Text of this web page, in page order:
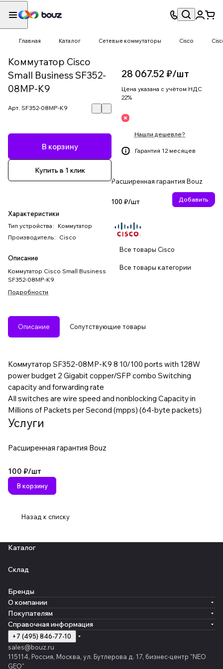
Главная Каталог Сетевые коммутаторы Cisco
Коммутатор Cisco
Small Business SF352-
08MP-K9
Арт. SF352-08MP-K9
В корзину
Купить в 1 клик
Характеристики
Тип устройства : Коммутатор
Производитель: Cisco
Описание
Коммутатор Cisco Small Business
SF352-08MP-K9
Подробности
28 067.52 ₽/шт
Цена указана с учётом НДС
22%
Нашли дешевле?
Гарантия 12 месяцев
Расширенная гарантия Bouz
100 ₽/шт Добавить
Все товары Cisco
Все товары категории
Описание Сопутствующие товары
Коммутатор SF352-08MP-K9 8 10/100 ports with 128W
power budget 2 Gigabit copper/SFP combo Switching
capacity and forwarding rate
All switches are wire speed and nonblocking Capacity in
Millions of Packets per Second (mpps) (64-byte packets)
Услуги
Расширенная гарантия Bouz
100 ₽/шт
В корзину
Назад к списку
Каталог
Склад
Бренды
О компании
Покупателям
Справочная информация
+7 (495) 846-77-10
sales@bouz.ru
115114, Россия, Москва, ул. Бутлерова д. 17, бизнес-центр "NEO
GEO"